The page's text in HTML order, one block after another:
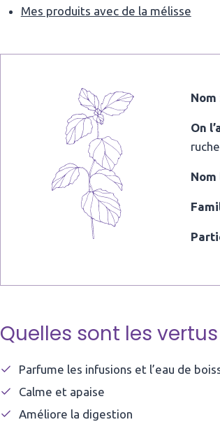
Mes produits avec de la mélisse
Nom
On
Quelles sont les
Parfume les infusions et l’eau de
Calme et apaise
Améliore la digestion